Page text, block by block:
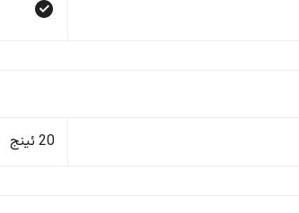
20 ئینج